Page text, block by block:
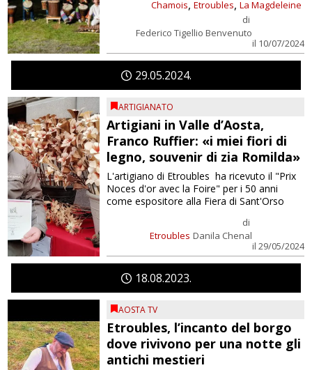
Chamois, Etroubles, La Magdeleine
di
Federico Tigellio Benvenuto
il 10/07/2024
2905 2024
ARTIGIANATO
Artigiani in Valle d’Aosta,
Franco Ruffier: «i miei fiori di
legno, souvenir di zia Romilda»
Etroubles
di
Danila Chenal
il 29/05/2024
L'artigiano di Etroubles ha ricevuto il "Prix
Noces d'or avec la Foire" per i 50 anni
come espositore alla Fiera di Sant'Orso
1808 2023
AOSTA TV
Etroubles, l’incanto del borgo
dove rivivono per una notte gli
antichi mestieri